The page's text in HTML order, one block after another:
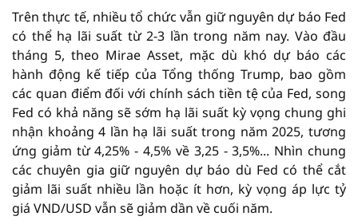
Trên thực tế, nhiều tổ chức vẫn giữ nguyên dự báo Fed
có thể hạ lãi suất từ 2-3 lần trong năm nay. Vào đầu
tháng 5, theo Mirae Asset, mặc dù khó dự báo các
hành động kế tiếp của Tổng thống Trump, bao gồm
các quan điểm đối với chính sách tiền tệ của Fed, song
Fed có khả năng sẽ sớm hạ lãi suất kỳ vọng chung ghi
nhận khoảng 4 lần hạ lãi suất trong năm 2025, tương
ứng giảm từ 4,25% - 4,5% về 3,25 - 3,5%... Nhìn chung
các chuyên gia giữ nguyên dự báo dù Fed có thể cắt
giảm lãi suất nhiều lần hoặc ít hơn, kỳ vọng áp lực tỷ
giá VND/USD vẫn sẽ giảm dần về cuối năm.